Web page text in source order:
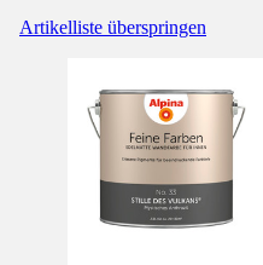
Artikelliste überspringen